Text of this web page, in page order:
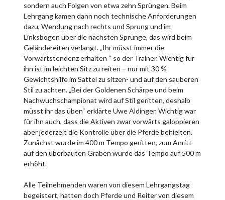
sondern auch Folgen von etwa zehn Sprüngen. Beim
Lehrgang kamen dann noch technische Anforderungen
dazu, Wendung nach rechts und Sprung und im
Linksbogen über die nächsten Sprünge, das wird beim
Geländereiten verlangt. „Ihr müsst immer die
Vorwärtstendenz erhalten “ so der Trainer. Wichtig für
ihn ist im leichten Sitz zu reiten – nur mit 30 %
Gewichtshilfe im Sattel zu sitzen- und auf den sauberen
Stil zu achten. „Bei der Goldenen Schärpe und beim
Nachwuchschampionat wird auf Stil geritten, deshalb
müsst ihr das üben“ erklärte Uwe Aldinger. Wichtig war
für ihn auch, dass die Aktiven zwar vorwärts galoppieren
aber jederzeit die Kontrolle über die Pferde behielten.
Zunächst wurde im 400 m Tempo geritten, zum Anritt
auf den überbauten Graben wurde das Tempo auf 500 m
erhöht.
Alle Teilnehmenden waren von diesem Lehrgangstag
begeistert, hatten doch Pferde und Reiter von diesem